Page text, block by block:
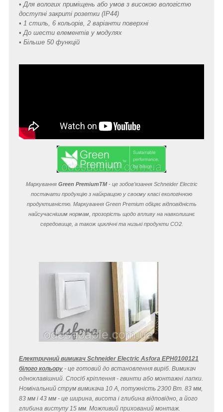
• Для вологих приміщень або умов з високою вологістю
доступні закриті розетки (IP44)
• 1 стиль, 6 кольорів, 2 варіанти поверхні
• До шести елементів у модулях
• Більше 50 функцій
Маркування Green PremiumTM- це зобов’язання Schneider Electric
постачати продукцію з найкращою у своєму класі екологічною
продуктивністю. Маркування Green Premium обіцяє відповідність
найсучаснішим нормам, прозорість щодо впливу на навколишнє
середовище, а також циклічні та низькі продукти CO2.
Електричний вимикач Schneider Electric Asfora EPH0100121
білого кольору - це готовий до встановлення виріб. Вимикач
одноклавішний. Спосіб кріплення - гвинти або монтажні лапки.
Номінальний струм вимикача 10 A, потужність 2300 Вт. 83 мм,
83 мм і 43 мм - це ширина, висота і глибина відповідно, а його
глибина виступу 15 мм. Можливий прихований монтаж.